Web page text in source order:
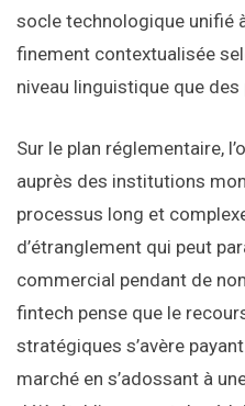
socle technologique unifié
finement contextualisée
niveau linguistique que
Sur le plan réglementaire,
auprès des institutions
processus long et
d’étranglement qui peut
commercial pendant de
fintech pense que le
stratégiques s’avère
marché en s’adossant à